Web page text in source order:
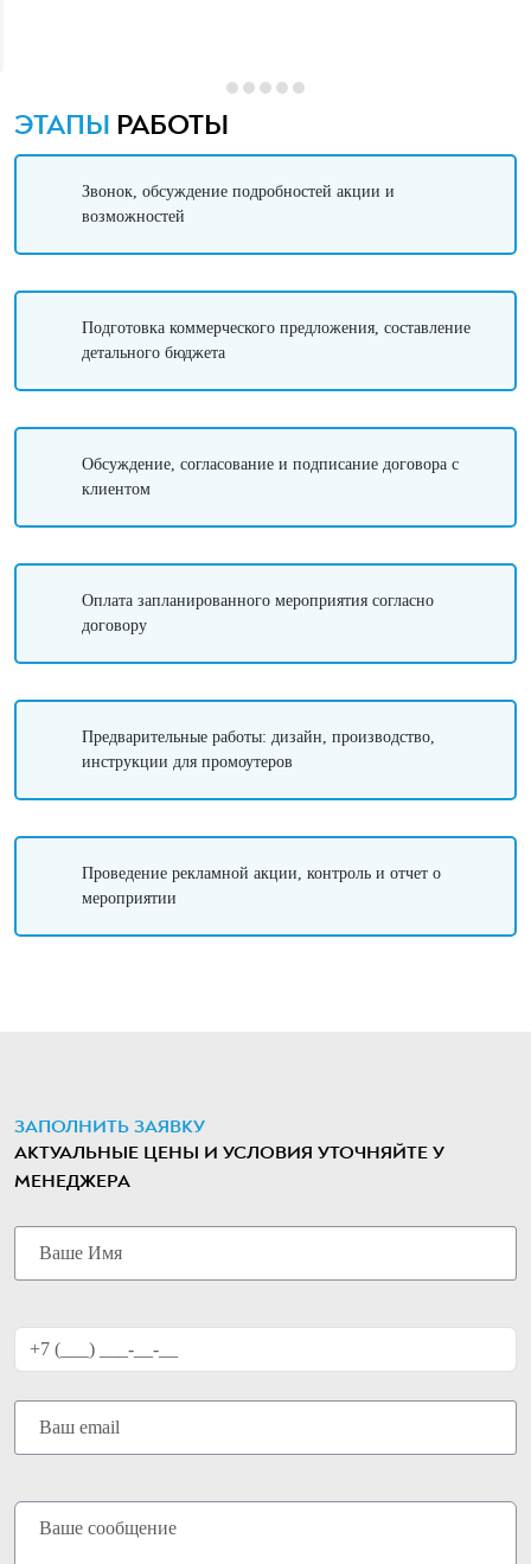
ЭТАПЫ РАБОТЫ
Звонок, обсуждение подробностей акции и
возможностей
Подготовка коммерческого предложения, составление
детального бюджета
Обсуждение, согласование и подписание договора с
клиентом
Оплата запланированного мероприятия согласно
договору
Предварительные работы: дизайн, производство,
инструкции для промоутеров
Проведение рекламной акции, контроль и отчет о
мероприятии
ЗАПОЛНИТЬ ЗАЯВКУ
АКТУАЛЬНЫЕ ЦЕНЫ И УСЛОВИЯ УТОЧНЯЙТЕ У
МЕНЕДЖЕРА